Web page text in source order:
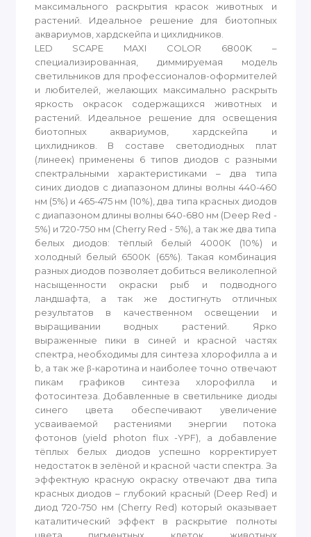
максимального раскрытия красок животных и
растений. Идеальное решение для биотопных
аквариумов, хардскейпа и цихлидников.
LED SCAPE MAXI COLOR 6800K –
специализированная, диммируемая модель
светильников для профессионалов-оформителей
и любителей, желающих максимально раскрыть
яркость окрасок содержащихся животных и
растений. Идеальное решение для освещения
биотопных аквариумов, хардскейпа и
цихлидников. В составе светодиодных плат
(линеек) применены 6 типов диодов с разными
спектральными характеристиками – два типа
синих диодов с диапазоном длины волны 440-460
нм (5%) и 465-475 нм (10%), два типа красных диодов
с диапазоном длины волны 640-680 нм (Deep Red -
5%) и 720-750 нм (Cherry Red - 5%), а так же два типа
белых диодов: тёплый белый 4000К (10%) и
холодный белый 6500К (65%). Такая комбинация
разных диодов позволяет добиться великолепной
насыщенности окраски рыб и подводного
ландшафта, а так же достигнуть отличных
результатов в качественном освещении и
выращивании водных растений. Ярко
выраженные пики в синей и красной частях
спектра, необходимы для синтеза хлорофилла a и
b, а так же β-каротина и наиболее точно отвечают
пикам графиков синтеза хлорофилла и
фотосинтеза. Добавленные в светильнике диоды
синего цвета обеспечивают увеличение
усваиваемой растениями энергии потока
фотонов (yield photon flux -YPF), а добавление
тёплых белых диодов успешно корректирует
недостаток в зелёной и красной части спектра. За
эффектную красную окраску отвечают два типа
красных диодов – глубокий красный (Deep Red) и
диод 720-750 нм (Cherry Red) который оказывает
каталитический эффект в раскрытие полноты